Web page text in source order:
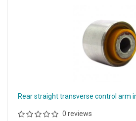
Rear straight transverse control arm
0 reviews